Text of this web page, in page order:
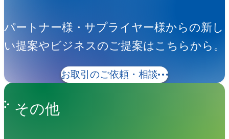
パートナー様・サプライヤー様からの新し
い提案やビジネスのご提案はこちらから。
お取引のご依頼・相談
その他